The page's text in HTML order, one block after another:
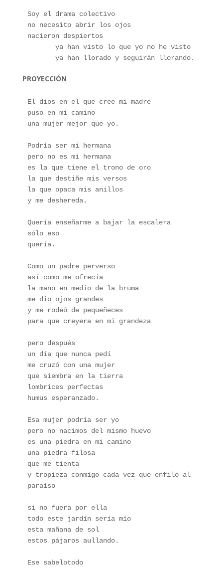
Soy el drama colectivo
no necesito abrir los ojos
nacieron despiertos
       ya han visto lo que yo no he visto
       ya han llorado y seguirán llorando.
PROYECCIÓN
El dios en el que cree mi madre
puso en mi camino
una mujer mejor que yo.
Podría ser mi hermana
pero no es mi hermana
es la que tiene el trono de oro
la que destiñe mis versos
la que opaca mis anillos
y me deshereda.
Quería enseñarme a bajar la escalera
sólo eso
quería.
Como un padre perverso
así como me ofrecía
la mano en medio de la bruma
me dio ojos grandes
y me rodeó de pequeñeces
para que creyera en mi grandeza
pero después
un día que nunca pedí
me cruzó con una mujer
que siembra en la tierra
lombrices perfectas
humus esperanzado.
Esa mujer podría ser yo
pero no nacimos del mismo huevo
es una piedra en mi camino
una piedra filosa
que me tienta
y tropieza conmigo cada vez que enfilo al
paraíso
si no fuera por ella
todo este jardín sería mío
esta mañana de sol
estos pájaros aullando.
Ese sabelotodo